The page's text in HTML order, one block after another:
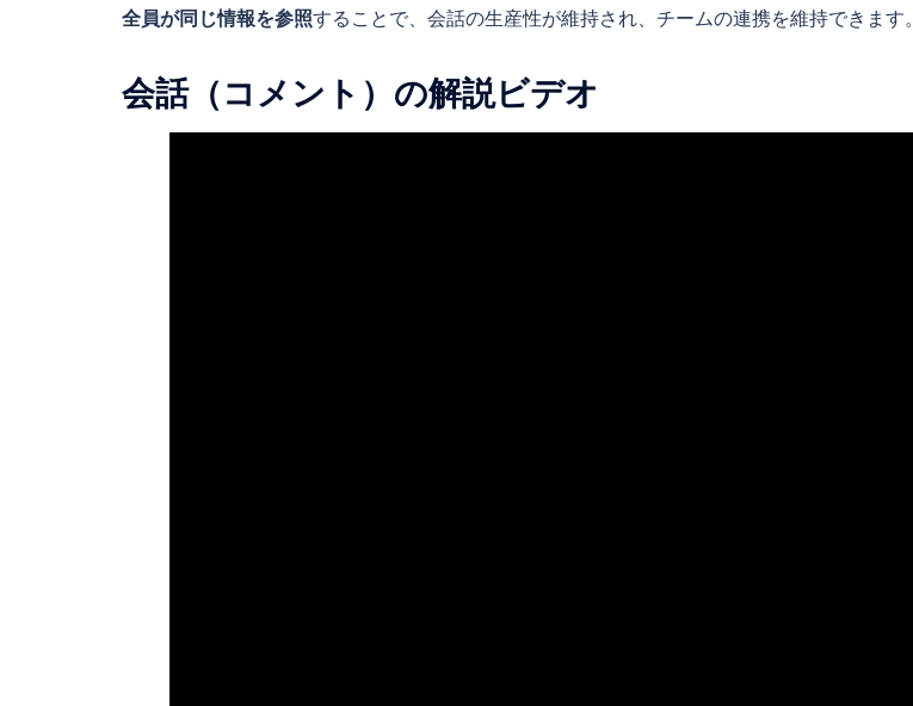
全員が同じ情報を参照することで、会話の生産性が維持され、チームの連携を維持できます。
会話（コメント）の解説ビデオ